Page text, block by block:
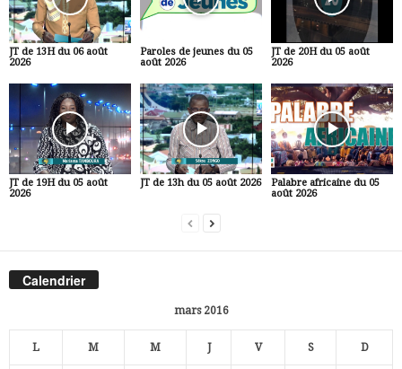
JT de 13H du 06 août
2026
Paroles de jeunes du 05
août 2026
JT de 20H du 05 août
2026
JT de 19H du 05 août
2026
JT de 13h du 05 août 2026
Palabre africaine du 05
août 2026
Calendrier
mars 2016
L M M J V S D